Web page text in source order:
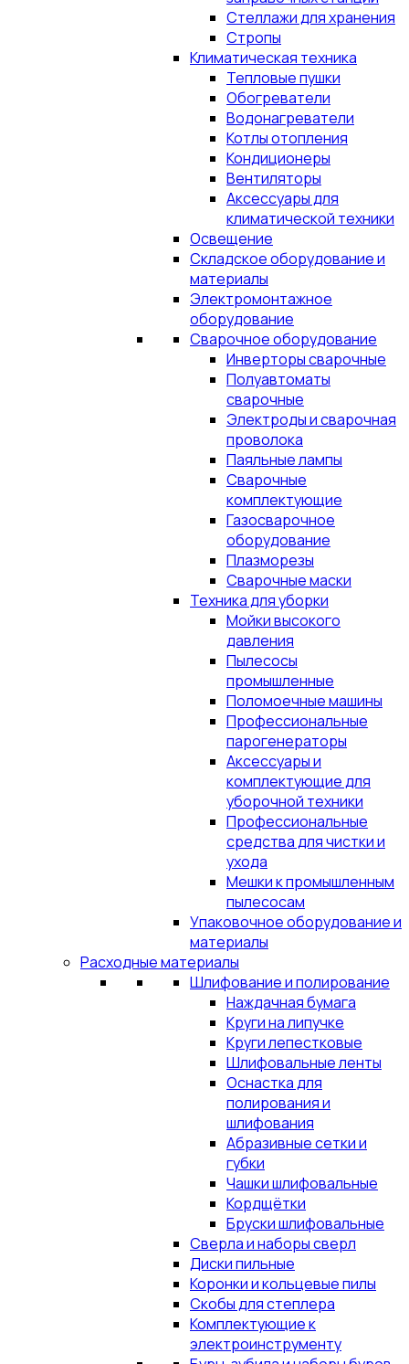
Стеллажи для хранения
Стропы
Климатическая техника
Тепловые пушки
Обогреватели
Водонагреватели
Котлы отопления
Кондиционеры
Вентиляторы
Аксессуары для
климатической техники
Освещение
Складское оборудование и
материалы
Электромонтажное
оборудование
Сварочное оборудование
Инверторы сварочные
Полуавтоматы
сварочные
Электроды и сварочная
проволока
Паяльные лампы
Сварочные
комплектующие
Газосварочное
оборудование
Плазморезы
Сварочные маски
Техника для уборки
Мойки высокого
давления
Пылесосы
промышленные
Поломоечные машины
Профессиональные
парогенераторы
Аксессуары и
комплектующие для
уборочной техники
Профессиональные
средства для чистки и
ухода
Мешки к промышленным
пылесосам
Упаковочное оборудование и
материалы
Расходные материалы
Шлифование и полирование
Наждачная бумага
Круги на липучке
Круги лепестковые
Шлифовальные ленты
Оснастка для
полирования и
шлифования
Абразивные сетки и
губки
Чашки шлифовальные
Кордщётки
Бруски шлифовальные
Сверла и наборы сверл
Диски пильные
Коронки и кольцевые пилы
Скобы для степлера
Комплектующие к
электроинструменту